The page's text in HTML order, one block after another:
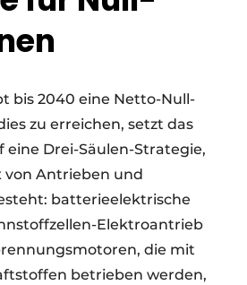
bis 2040 eine Netto-Null-
zu erreichen, setzt das
Drei-Säulen-Strategie,
von Antrieben und
batterieelektrische
Elektroantrieb
die mit
betrieben werden,